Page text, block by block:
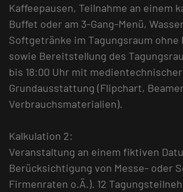
Kaffeepausen, Teilnahme an einem
Buffet oder am 3-Gang-Menü,
Softgetränke im Tagungsraum ohne
sowie Bereitstellung des
bis 18:00 Uhr mit medientechnischer
Grundausstattung (Flipchart,
Verbrauchsmaterialien).
Kalkulation 2:
Veranstaltung an einem fiktiven
Berücksichtigung von Messe- oder
Firmenraten o.Ä.). 12